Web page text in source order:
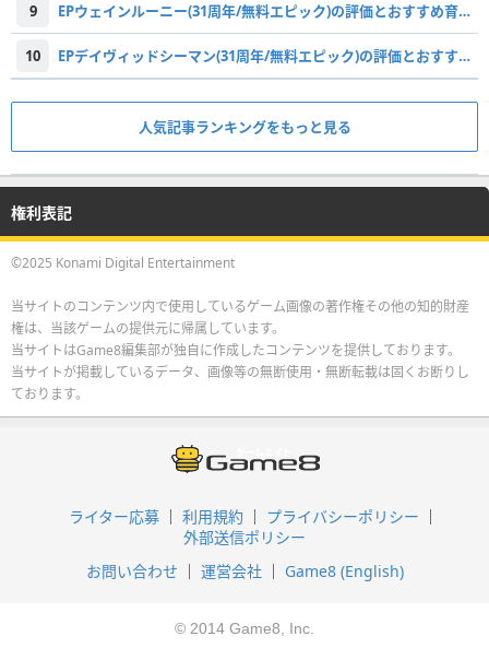
9 EPウェインルーニー(31周年/無料エピック)の評価とおすすめ育成・スキル追加
10 EPデイヴィッドシーマン(31周年/無料エピック)の評価とおすすめ育成・スキル追加
人気記事ランキングをもっと見る
権利表記
©2025 Konami Digital Entertainment
当サイトのコンテンツ内で使用しているゲーム画像の著作権その他の知的財産
権は、当該ゲームの提供元に帰属しています。
当サイトはGame8編集部が独自に作成したコンテンツを提供しております。
当サイトが掲載しているデータ、画像等の無断使用・無断転載は固くお断りし
ております。
ライター応募 利用規約
プライバシーポリシー
外部送信ポリシー
お問い合わせ
運営会社 Game8 (English)
© 2014 Game8, Inc.